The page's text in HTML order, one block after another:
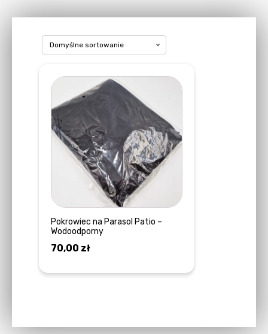
Pokrowiec na Parasol Patio –
Wodoodporny
70,00 zł